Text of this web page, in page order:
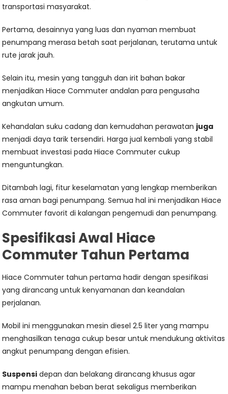
transportasi masyarakat.
Pertama, desainnya yang luas dan nyaman membuat
penumpang merasa betah saat perjalanan, terutama untuk
rute jarak jauh.
Selain itu, mesin yang tangguh dan irit bahan bakar
menjadikan Hiace Commuter andalan para pengusaha
angkutan umum.
Kehandalan suku cadang dan kemudahan perawatan juga
menjadi daya tarik tersendiri. Harga jual kembali yang stabil
membuat investasi pada Hiace Commuter cukup
menguntungkan.
Ditambah lagi, fitur keselamatan yang lengkap memberikan
rasa aman bagi penumpang. Semua hal ini menjadikan Hiace
Commuter favorit di kalangan pengemudi dan penumpang.
Spesifikasi Awal Hiace
Commuter Tahun Pertama
Hiace Commuter tahun pertama hadir dengan spesifikasi
yang dirancang untuk kenyamanan dan keandalan
perjalanan.
Mobil ini menggunakan mesin diesel 2.5 liter yang mampu
menghasilkan tenaga cukup besar untuk mendukung aktivitas
angkut penumpang dengan efisien.
Suspensi depan dan belakang dirancang khusus agar
mampu menahan beban berat sekaligus memberikan